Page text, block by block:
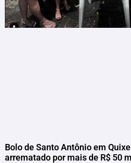
Bolo de Santo Antônio em
arrematado por mais de R$ 50